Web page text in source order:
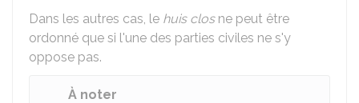
Dans les autres cas, le huis closne peut être
ordonné que si l'une des parties civiles ne s'y
oppose pas.
À noter